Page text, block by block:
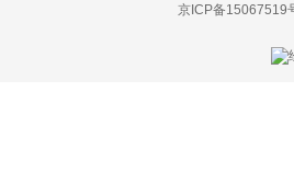
京ICP备15067519